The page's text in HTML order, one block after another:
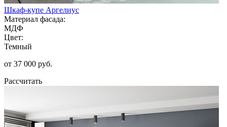
Шкаф-купе Аргелиус
Материал фасада:
МДФ
Цвет:
Темный
от 37 000 руб.
Рассчитать